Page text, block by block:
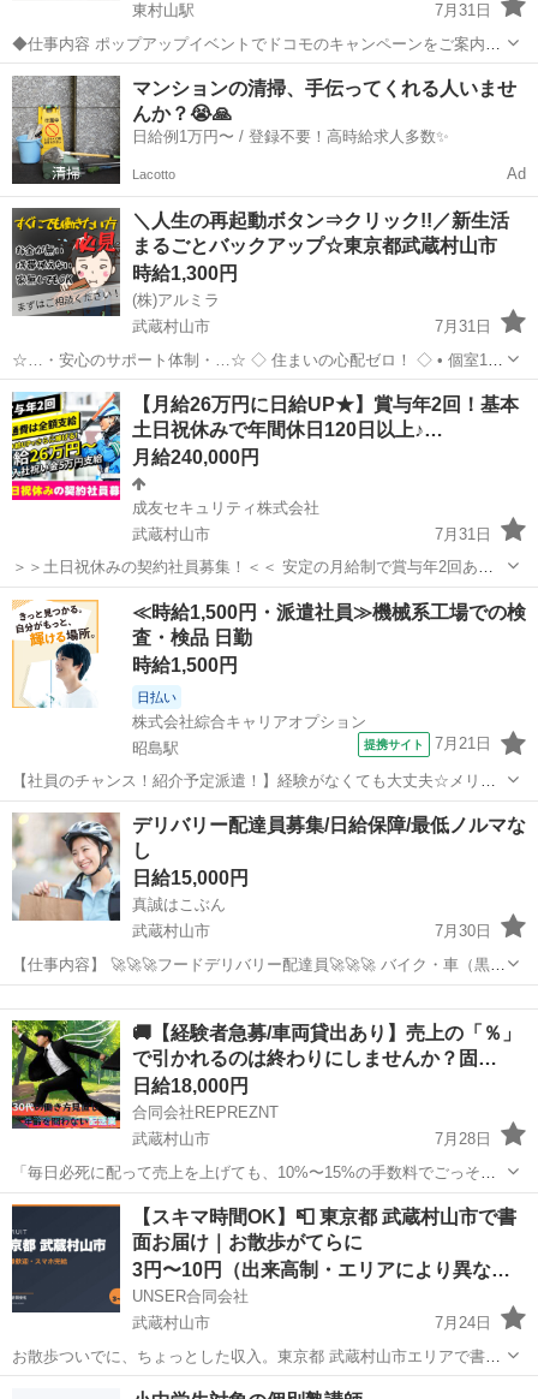
東村山駅
7月31日
◆仕事内容 ポップアップイベントでドコモのキャンペーンをご案内す
るお仕事です❗ 主な業務内容として、ショッピングモールなどの商業施
設やスーパーなどのイベント会場にて、 ティッシュ等の配るサンプリ
ングとカンタンなお仕...
東京 武蔵村山市 東村山駅 営業 スタッフ
マンションの清掃、手伝ってくれる人いませ
んか？😭🙏
日給例1万円〜 / 登録不要！高時給求人多数✨
Lacotto Ad
＼人生の再起動ボタン⇒クリック!!／新生活
まるごとバックアップ☆東京都武蔵村山市
時給1,300円
(株)アルミラ
武蔵村山市
7月31日
☆…・安心のサポート体制・…☆ ◇ 住まいの心配ゼロ！ ◇ • 個室1R
完全無料！ • 即日入寮OK！など ◇ 所持金ゼロでもスタートできる！
◇ • 食費・生活費のサポート • 移動費用...
東京 武蔵村山市 工場 完全無料
【月給26万円に日給UP★】賞与年2回！基本
土日祝休みで年間休日120日以上♪…
月給240,000円
成友セキュリティ株式会社
武蔵村山市
7月31日
＞＞土日祝休みの契約社員募集！＜＜ 安定の月給制で賞与年2回あ
り！ 未経験でも月給26万円～スタート可能◎ 夜勤や検定路線手当でさ
らに収入UPを目指せます！ ＼「安定した収入を得たい！」「プライベ
ートも大切にしたい！」という...
東京 武蔵村山市 警備員 土日
≪時給1,500円・派遣社員≫機械系工場での検
査・検品 日勤
時給1,500円
日払い
株式会社綜合キャリアオプション
昭島駅
提携サイト 7月21日
【社員のチャンス！紹介予定派遣！】経験がなくても大丈夫☆メリハ
リ一番・ノー残業♪ 組立・加工・食品製造など 【業務内容詳細】 ☆紹
介予定派遣☆板金加工機械の組立や検査をしていただきます。 慣れて
くればお客様の所へ行き、納...
東京 武蔵村山市 昭島駅 その他
デリバリー配達員募集/日給保障/最低ノルマな
し
日給15,000円
真誠はこぶん
武蔵村山市
7月30日
【仕事内容】 🚀🚀🚀フードデリバリー配達員🚀🚀🚀 バイク・車（黒ナ
ンバー必須）を使って配達いただきます。 重たいものがないので老若
男女活躍中 ✅EC宅配が嫌いな方必見 ✅ 【どなたでも大歓...
🚚【経験者急募/車両貸出あり】売上の「％」
で引かれるのは終わりにしませんか？固…
日給18,000円
合同会社REPREZNT
武蔵村山市
7月28日
「毎日必死に配って売上を上げても、10%〜15%の手数料でごっそり
持っていかれる…」 頑張れば頑張るほど、引かれる額が増えるシステ
ムに納得がいかない」 そんな不満を抱えている現役ドライバーの皆
様、当社へ乗り換えませんか？...
東京 武蔵村山市 物流 ロイヤリティ
【スキマ時間OK】📮 東京都 武蔵村山市で書
面お届け｜お散歩がてらに
3円〜10円（出来高制・エリアにより異なる）
UNSER合同会社
武蔵村山市
7月24日
お散歩ついでに、ちょっとした収入。東京都 武蔵村山市エリアで書面
の配布をお願いできる方を募集中です。 ■ このお仕事のいいところ ・
武蔵村山市 ポスティング 合同会社